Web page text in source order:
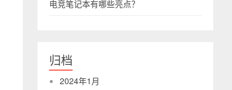
电竞笔记本有哪些亮点？
归档
2024年1月